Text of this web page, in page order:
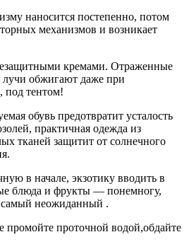
наносится постепенно, потом
механизмов и возникает
кремами. Отраженные
обжигают даже при
под тентом!
обувь предотвратит усталость
практичная одежда из
тканей защитит от солнечного
в начале, экзотику вводить в
блюда и фрукты — понемногу,
неожиданный .
проточной водой,обдайте